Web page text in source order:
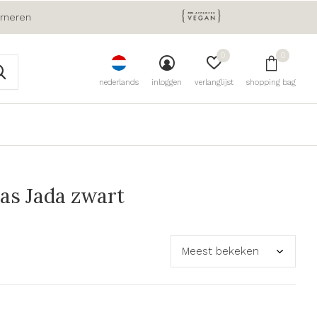
nederlands inloggen verlanglijst
0
shopping bag
0
Jada zwart